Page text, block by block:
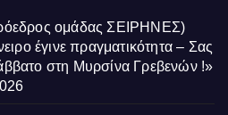
ομάδας ΣΕΙΡΗΝΕΣ)
έγινε πραγματικότητα – Σας
στη Μυρσίνα Γρεβενών !»